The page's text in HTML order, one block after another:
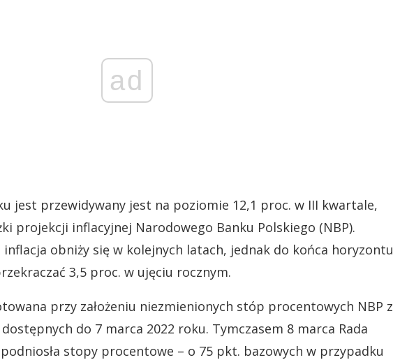
ad
jest przewidywany jest na poziomie 12,1 proc. w III kwartale,
projekcji inflacyjnej Narodowego Banku Polskiego (NBP).
obniży się w kolejnych latach, jednak do końca horyzontu
3,5 proc. w ujęciu rocznym.
przy założeniu niezmienionych stóp procentowych NBP z
do 7 marca 2022 roku. Tymczasem 8 marca Rada
podniosła stopy procentowe – o 75 pkt. bazowych w przypadku